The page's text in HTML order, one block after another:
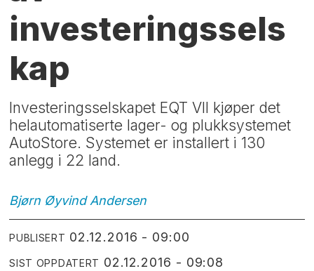
investeringssels
kap
Investeringsselskapet EQT VII kjøper det
helautomatiserte lager- og plukksystemet
AutoStore. Systemet er installert i 130
anlegg i 22 land.
Bjørn Øyvind Andersen
PUBLISERT 02.12.2016 - 09:00
SIST OPPDATERT 02.12.2016 - 09:08